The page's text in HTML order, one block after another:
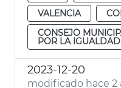
VALENCIA
CONSEJO
POR LA IGUALDAD
2023-12-20
modificado hace 2